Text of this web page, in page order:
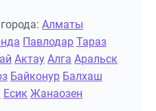
Алматы
Павлодар Тараз
Актау Алга Аральск
Байконур Балхаш
Есик Жанаозен